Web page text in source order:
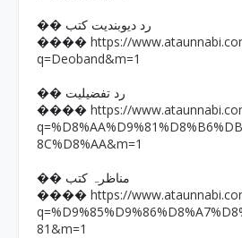
�� رد دیوبندیت کتب
���� https://
q=Deoband&m=1
�� رد تفضیلیت
���� https://
8C%D8%AA&m=1
�� مناظرہ کتب
���� https://
81&m=1